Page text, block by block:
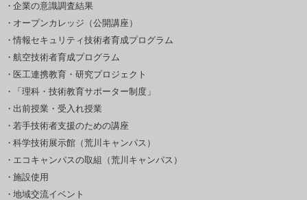
企業の意識調査結果
オープンカレッジ（公開講座）
情報セキュリティ技術者育成プログラム
航空技術者育成プログラム
医工連携教育・研究プロジェクト
「理科・技術教育サポーター制度」
出前授業・受入れ授業
若手技術者支援のための講座
科学技術展示館（荒川キャンパス）
エコキャンパスの取組（荒川キャンパス）
施設使用
地域交流イベント